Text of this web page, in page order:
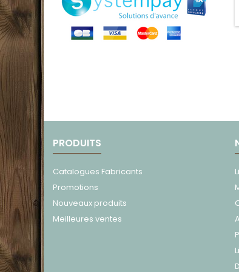
PRODUITS
Catalogues Fabricants
Promotions
Nouveaux produits
Meilleures ventes